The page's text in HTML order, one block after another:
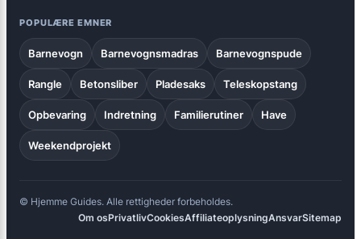
POPULÆRE EMNER
Barnevogn Barnevognsmadras Barnevognspude
Rangle Betonsliber Pladesaks Teleskopstang
Opbevaring Indretning Familierutiner Have
Weekendprojekt
© Hjemme Guides. Alle rettigheder forbeholdes.
Om osPrivatlivCookiesAffiliateoplysningAnsvarSitemap